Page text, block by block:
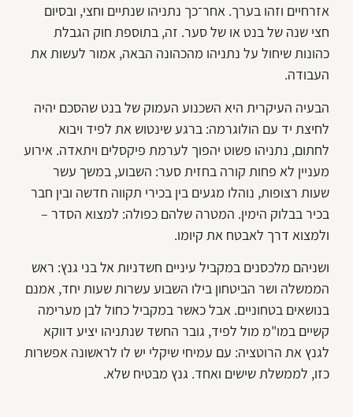
אזרחיים וזהו בערך. אחר־כך נתניהו שנתיים וחצי, ובסיום
חצי שנה של בנט או של סער. זה, בתוספת חוק הגבלת
כהונות שיחול על נתניהו מהכהונה הבאה, אמור לעשות את
העבודה.
הבעיה העיקרית היא השכנוע העמוק של בנט שהסכם יהיה
לחיצת יד עם הולוגרמה: ברגע שינטוש את לפיד ויבוא
לחתום, נתניהו פשוט יהפוך לערמת פיקסלים ויתאדה. אירוע
מעניין לא פחות קורה בחזית סער: השבוע, במשך עשר
שעות רצופות, נוהלו מגעים בין בכירי תקווה חדשה ובין חבר
בכיר בבלוק הימין. המטרה שלהם כפולה: למצוא הסדר –
ולמצוא דרך לאבטח את קיומו.
ושניהם מלכסנים במקביל עיניים חשדניות אל בני גנץ: ראש
הממשלה ושר הביטחון בילו השבוע עשרות שעות יחד, אמנם
בנושאים בטחוניים. אבל כאשר במקביל כחול לבן מערימה
קשיים במו"מ מול לפיד, גובר החשד שנתניהו יציע דווקא
לגנץ את הרוטציה: עם עמיחי שיקלי יש לו לראשונה אפשרות
כזו, לממשלת שישים ואחד. גנץ מבטיח שלא.